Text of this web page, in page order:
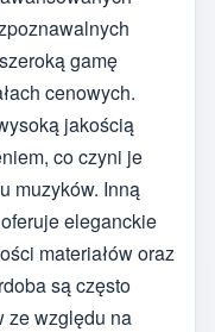
gamę
cenowych.
jakością
co czyni je
muzyków. Inną
eleganckie
materiałów oraz
są często
ze względu na